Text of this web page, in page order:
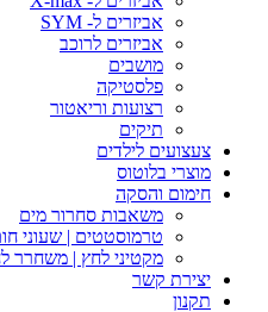
אביזרים ל- SYM
אביזרים לרוכב
מושבים
פלסטיקה
רצועות וריאטור
תיקים
צעצועים לילדים
מוצרי בלוטוס
חימום והסקה
משאבות סחרור מים
טרמוסטטים | שעוני
מקטיני לחץ | משחרר
יצירת קשר
תקנון